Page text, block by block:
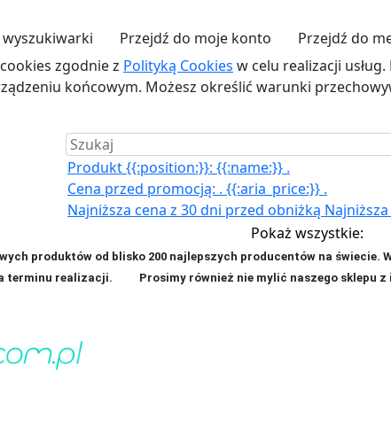
Przejdź do moje konto Przejdź do
zgodnie z Polityką Cookies w celu realizacji
końcowym. Możesz określić warunki
Produkt {{:position:}}: {{:name:}} .
Cena przed promocją: . {{:aria_price:}} .
Najniższa cena z 30 dni przed obniżką
Pokaż wszystkie:
produktów od blisko 200 najlepszych producentów na
terminu realizacji. Prosimy również nie mylić naszego sklepu